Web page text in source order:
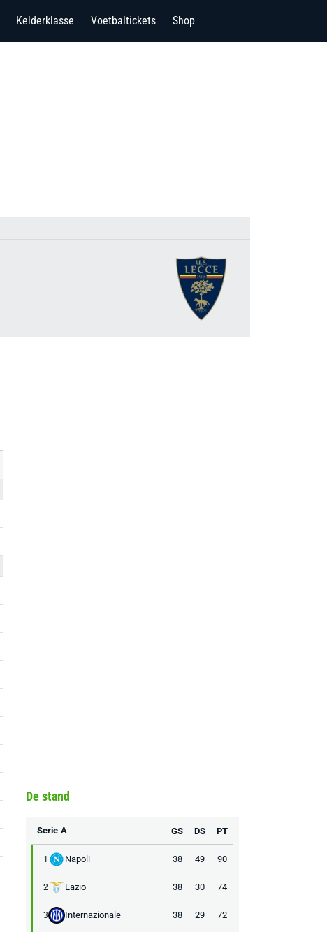
Kelderklasse Voetbaltickets Shop
De stand
Serie A GS DS PT
1 Napoli 38 49 90
2 Lazio 38 30 74
3 Internazionale 38 29 72